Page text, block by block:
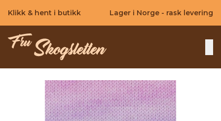
Klikk & hent i butikk Lager i Norge - rask levering